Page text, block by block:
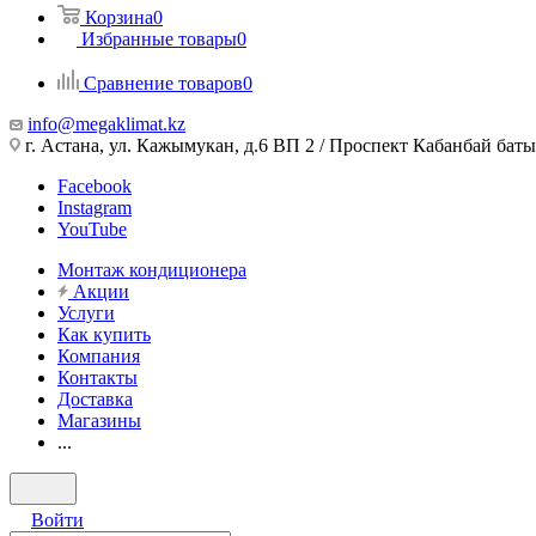
Корзина0
Избранные товары0
Сравнение товаров0
info@megaklimat.kz
г. Астана, ул. Кажымукан, д.6 ВП 2 / Проспект Кабанбай
Facebook
Instagram
YouTube
Монтаж кондиционера
Акции
Услуги
Как купить
Компания
Контакты
Доставка
Магазины
...
Войти